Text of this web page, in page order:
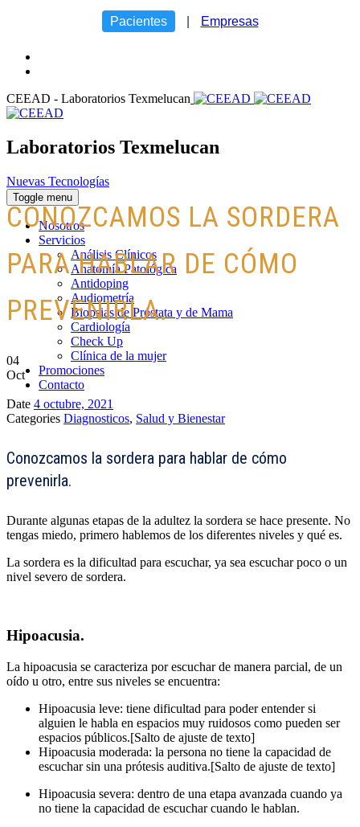
Pacientes Empresas
CEEAD - Laboratorios Texmelucan
Laboratorios Texmelucan
Nuevas Tecnologías
Toggle menu
Nosotros
Servicios
Análisis Clínicos
Anatomía Patológica
Antidoping
Audiometría
Biopsias de Próstata y de Mama
Cardiología
Check Up
Clínica de la mujer
Promociones
Contacto
CONOZCAMOS LA SORDERA
PARA HABLAR DE CÓMO
PREVENIRLA.
04
Oct
Date 4 octubre, 2021
Categories Diagnosticos, Salud y Bienestar
Conozcamos la sordera para hablar de cómo
prevenirla.
Durante algunas etapas de la adultez la sordera se hace presente. No
tengas miedo, primero hablemos de los diferentes niveles y qué es.
La sordera es la dificultad para escuchar, ya sea escuchar poco o un
nivel severo de sordera.
Hipoacusia.
La hipoacusia se caracteriza por escuchar de manera parcial, de un
oído u otro, entre sus niveles se encuentra:
Hipoacusia leve: tiene dificultad para poder entender si
alguien le habla en espacios muy ruidosos como pueden ser
espacios públicos.[Salto de ajuste de texto]
Hipoacusia moderada: la persona no tiene la capacidad de
escuchar sin una prótesis auditiva.[Salto de ajuste de texto]
Hipoacusia severa: dentro de una etapa avanzada cuando ya
no tiene la capacidad de escuchar cuando le hablan.